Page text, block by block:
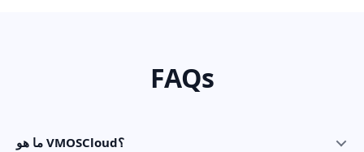
FAQs
ما هو VMOSCloud؟